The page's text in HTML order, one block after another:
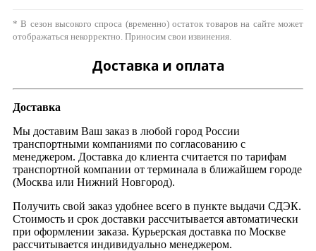
* В сезон высокого спроса (временно) остаток товаров на сайте может
отображаться некорректно. Приносим свои извинения.
Доставка и оплата
Доставка
Мы доставим Ваш заказ в любой город России
транспортными компаниями по согласованию с
менеджером. Доставка до клиента считается по тарифам
транспортной компании от терминала в ближайшем городе
(Москва или Нижний Новгород).
Получить свой заказ удобнее всего в пункте выдачи СДЭК.
Стоимость и срок доставки рассчитывается автоматически
при оформлении заказа. Курьерская доставка по Москве
рассчитывается индивидуально менеджером.